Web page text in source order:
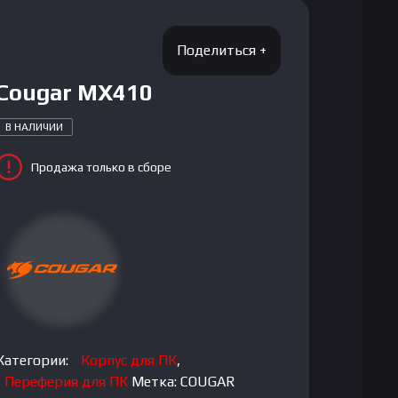
MX410
В НАЛИЧИИ
Продажа только в сборе
Корпус для ПК,
Переферия для ПК Метка: COUGAR